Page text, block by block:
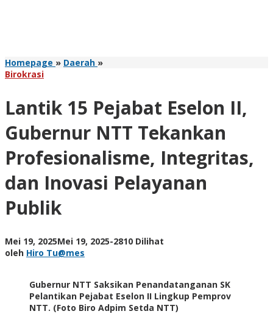
Homepage » Daerah »Lantik
II,
Gubernur
NTT
Tekankan
Profesionalisme,
Integritas,
dan
Inovasi
Birokrasi
Lantik 15 Pejabat Eselon II,
Gubernur NTT Tekankan
Profesionalisme, Integritas,
dan Inovasi Pelayanan
Publik
Mei 19, 2025Mei 19, 2025oleh
-2810 Dilihat
oleh Hiro Tu@mes
Gubernur NTT Saksikan Penandatanganan SK
Pelantikan Pejabat Eselon II Lingkup Pemprov
NTT. (Foto Biro Adpim Setda NTT)